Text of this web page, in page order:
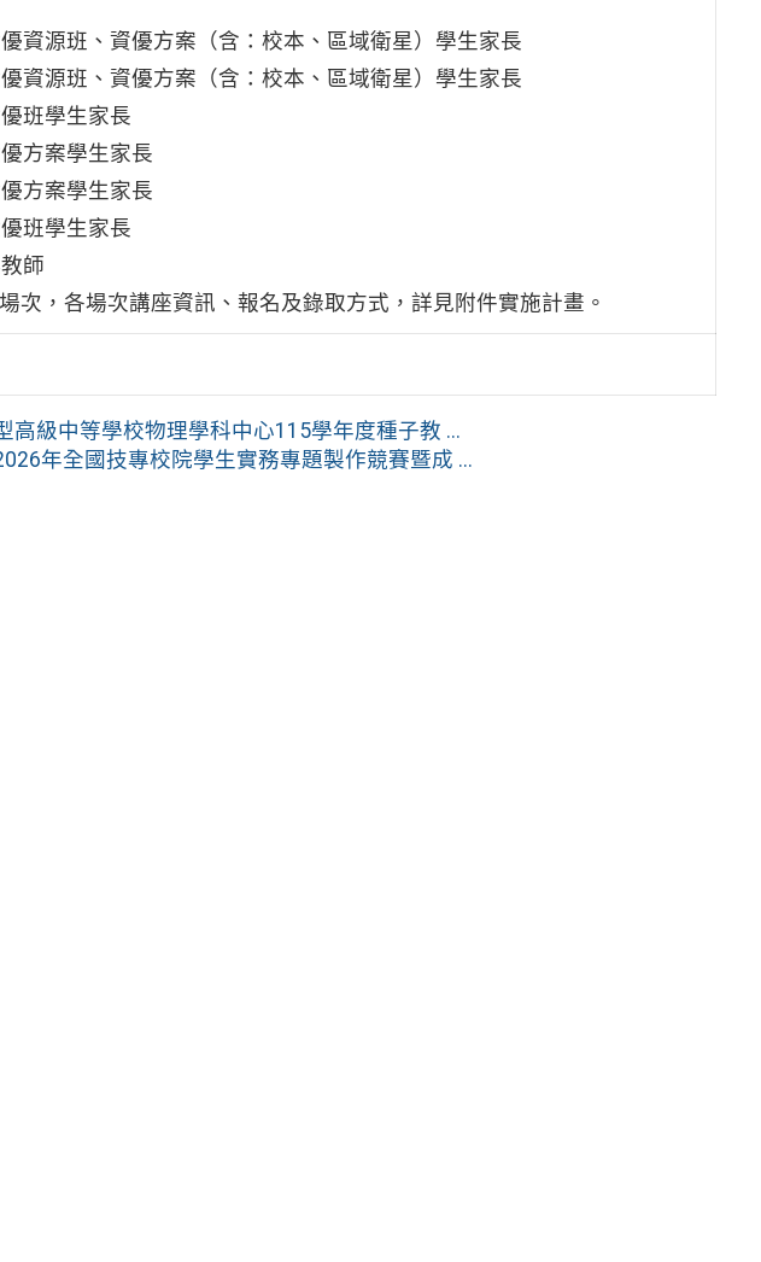
資源班、資優方案（含：校本、區域衛星）學生家長
資源班、資優方案（含：校本、區域衛星）學生家長
班學生家長
方案學生家長
方案學生家長
班學生家長
師
次，各場次講座資訊、報名及錄取方式，詳見附件實施計畫。
高級中等學校物理學科中心115學年度種子教 ...
年全國技專校院學生實務專題製作競賽暨成 ...